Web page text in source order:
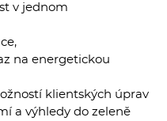
v jednom
na energetickou
klientských úprav
a výhledy do zeleně